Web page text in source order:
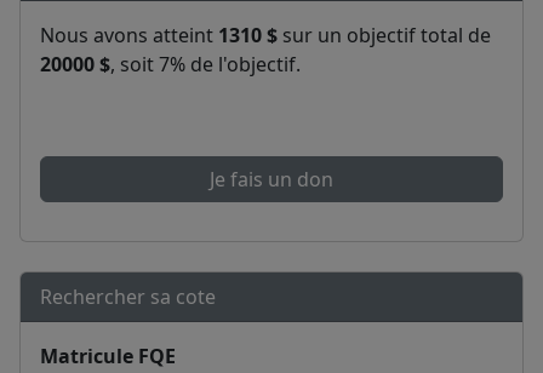
Nous avons atteint 1310 $ sur un objectif total de
20000 $, soit 7% de l'objectif.
Je fais un don
Rechercher sa cote
Matricule FQE